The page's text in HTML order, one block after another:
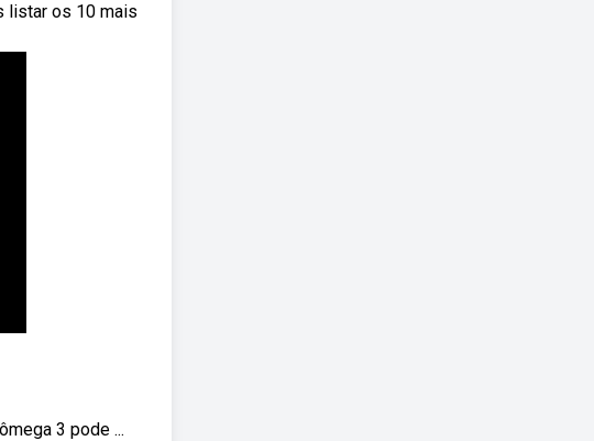
listar os 10 mais
3 pode ...